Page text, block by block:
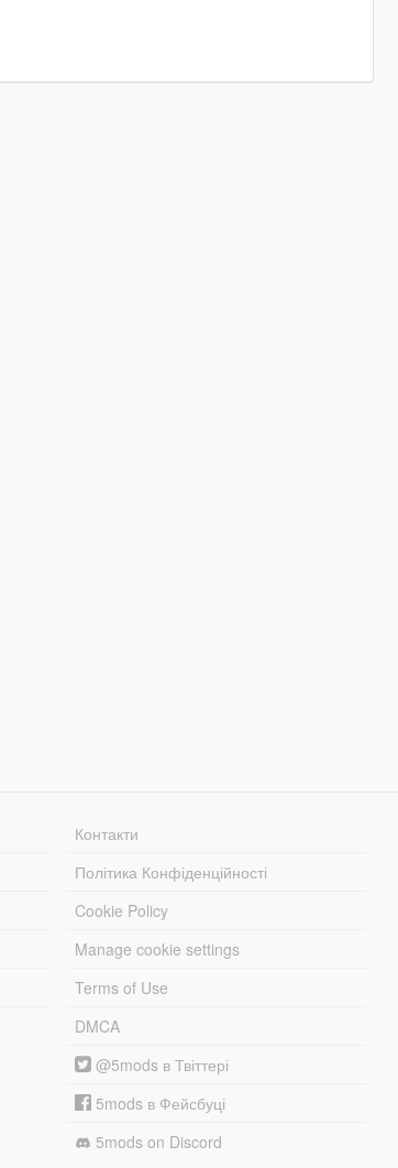
Контакти
Політика Конфіденційності
Cookie Policy
Manage cookie settings
Terms of Use
DMCA
@5mods в Твіттері
5mods в Фейсбуці
5mods on Discord